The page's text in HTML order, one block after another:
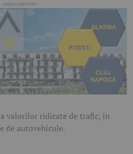
valorilor ridicate de trafic, în
de autovehicule.